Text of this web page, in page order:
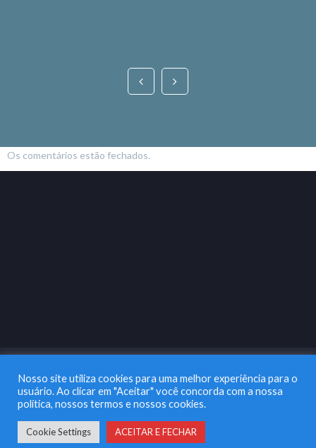
Os comentários estão fechados.
Copyright 2003 |Na Lata Marketing & Comunicação
Direitos Reservados
Nosso site utiliza cookies para uma melhor experiência para o
usuário. Ao clicar em "Aceitar" você concorda com a nossa
política, nossos termos e nossos cookies.
Cookie Settings ACEITAR E FECHAR